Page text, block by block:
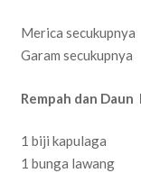
Merica secukupnya
Garam secukupnya
Rempah dan
1 biji kapulaga
1 bunga lawang